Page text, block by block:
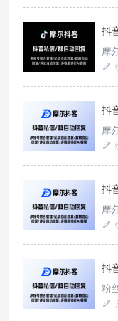
微
摩
复
抖
摩
自
回
自
自
摩
您
粉
带